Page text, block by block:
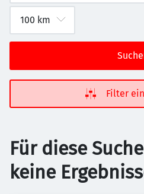
Filter
Für diese
keine